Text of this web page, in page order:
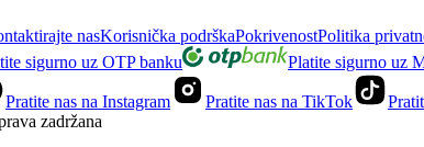
nasKorisnička podrškaPokrivenostPolitika
sigurno uz OTP banku
Platite sigurno uz
Pratite nas na Instagram Pratite nas na TikTok
zadržana